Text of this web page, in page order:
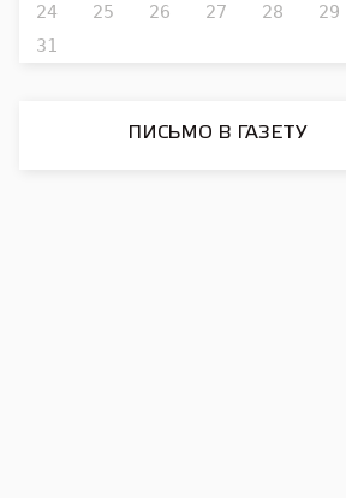
24
25 26 27 28 29
31
ПИСЬМО В ГАЗЕТУ